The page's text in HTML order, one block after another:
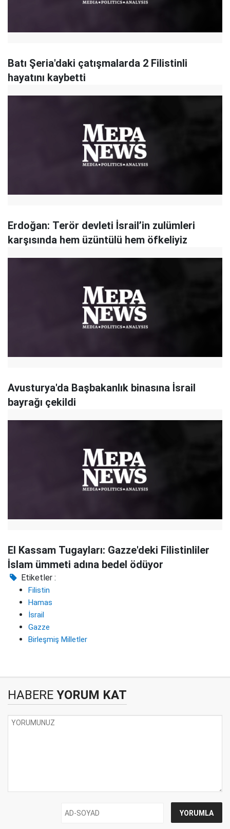
Batı Şeria'daki çatışmalarda 2 Filistinli
hayatını kaybetti
Erdoğan: Terör devleti İsrail’in zulümleri
karşısında hem üzüntülü hem öfkeliyiz
Avusturya'da Başbakanlık binasına İsrail
bayrağı çekildi
El Kassam Tugayları: Gazze'deki Filistinliler
İslam ümmeti adına bedel ödüyor
Etiketler :
Filistin
Hamas
İsrail
Gazze
Birleşmiş Milletler
HABERE YORUM KAT